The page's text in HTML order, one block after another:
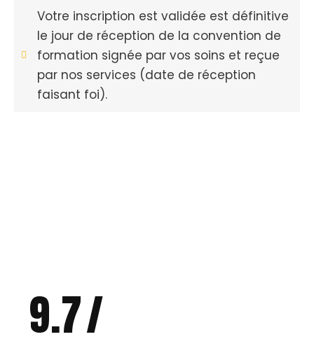
Votre inscription est validée est définitive
le jour de réception de la convention de
formation signée par vos soins et reçue
par nos services (date de réception
faisant foi).
9.8/